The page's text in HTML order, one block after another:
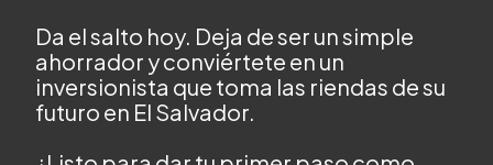
Da el salto hoy. Deja de ser un simple
ahorrador y conviértete en un
inversionista que toma las riendas de su
futuro en El Salvador.